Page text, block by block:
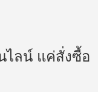
ไลน์ แค่สั่งซื้อ